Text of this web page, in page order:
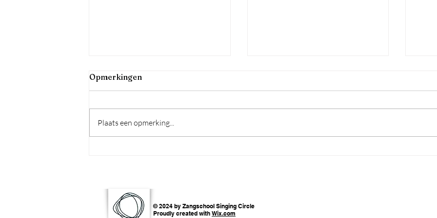
Opmerkingen
Plaats een opmerking...
© 2024 by Zangschool Singing Circle
Proudly created with Wix.com